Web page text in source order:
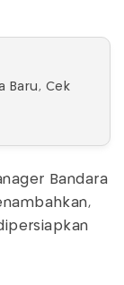
Baru, Cek
Bandara